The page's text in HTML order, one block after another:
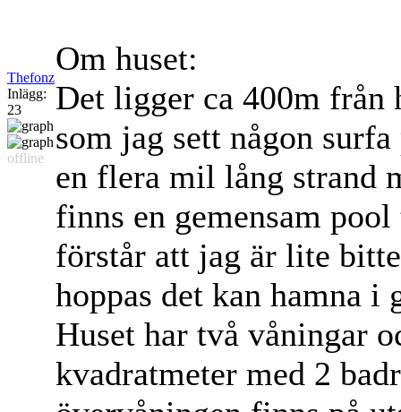
Thefonz
Inlägg:
23
offline
Om huset:
Det ligger ca 400m från
som jag sett någon
en flera mil lång strand
finns en gemensam
förstår att jag är lite
hoppas det kan hamna i
Huset har två våningar
kvadratmeter med 2